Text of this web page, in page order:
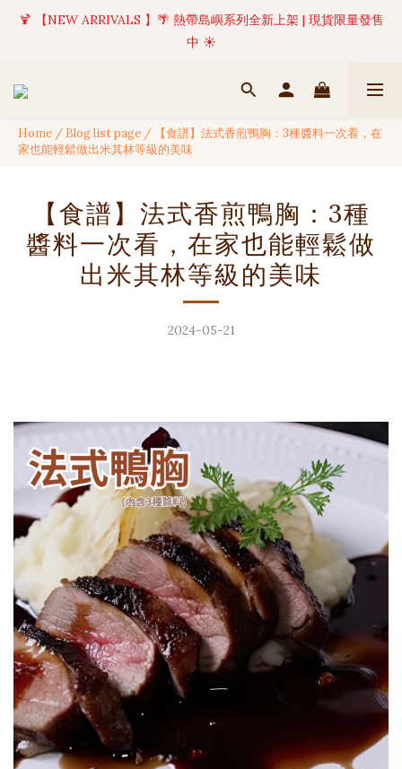
✦ 美好值得等待 | 現貨商品將於訂單成立後1-5個工作天內(不含例
假日)完成出貨 🚚
🍹 【NEW ARRIVALS 】🌴 熱帶島嶼系列全新上架 | 現貨限量發售
中 ☀️
✦ 美好值得等待 | 現貨商品將於訂單成立後1-5個工作天內(不含例
Home / Blog list page /
【食譜】法式香煎鴨胸：3種醬料一次看，在
家也能輕鬆做出米其林等級的美味
【食譜】法式香煎鴨胸：3種
醬料一次看，在家也能輕鬆做
出米其林等級的美味
2024-05-21